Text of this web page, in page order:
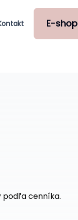
E-shop
podľa cenníka.